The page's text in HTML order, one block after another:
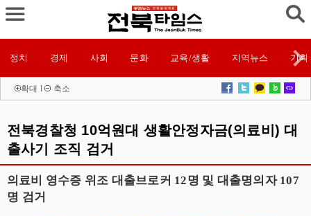
정치 경제 사회 문화 교육/생활 지역뉴스 기획
확대 l 축소
전북경찰청 10억원대 생활안정자금(의료비) 대
출사기 조직 검거
의료비 영수증 위조 대출브로커 12명 및 대출명의자 107
명 검거